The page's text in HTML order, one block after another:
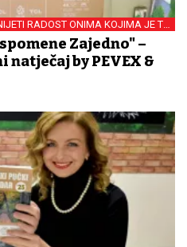
RADOST ONIMA KOJIMA JE TO
NAJPOTREBNIJE
Zajedno" –
by PEVEX &